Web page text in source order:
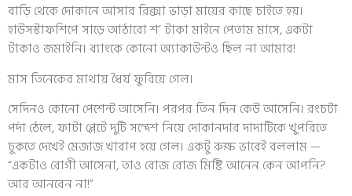
বাড়ি থেকে দোকানে আসার রিক্সা ভাড়া মায়ের কাছে চাইতে হয়।
হাউসস্টাফশিপে সাড়ে আঠারো শ’ টাকা মাইনে পেতাম মাসে, একটা
টাকাও জমাইনি। ব্যাংকে কোনো অ্যাকাউন্টও ছিল না আমার!
মাস তিনেকের মাথায় ধৈর্য ফুরিয়ে গেল।
সেদিনও কোনো পেশেন্ট আসেনি। পরপর তিন দিন কেউ আসেনি। রংচটা
পর্দা ঠেলে, ফাটা প্লেটে দুটি সন্দেশ নিয়ে দোকানদার দাদাটিকে খুপরিতে
ঢুকতে দেখেই মেজাজ খারাপ হয়ে গেল। একটু রুক্ষ ভাবেই বললাম —
“একটাও রোগী আসেনা, তাও রোজ রোজ মিষ্টি আনেন কেন আপনি?
আর আনবেন না!”